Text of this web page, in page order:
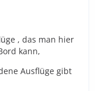
, das man hier
kann,
Ausflüge gibt